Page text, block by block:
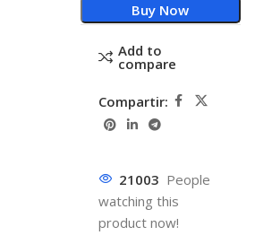
Buy Now
Add to
compare
Compartir:
21003 People
watching this
product now!